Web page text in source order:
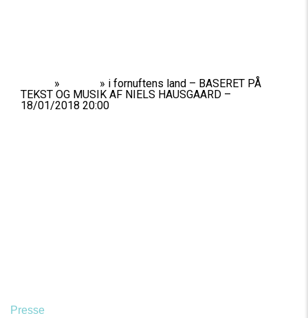
» » i fornuftens land – BASERET PÅ
TEKST OG MUSIK AF NIELS HAUSGAARD –
18/01/2018 20:00
Presse